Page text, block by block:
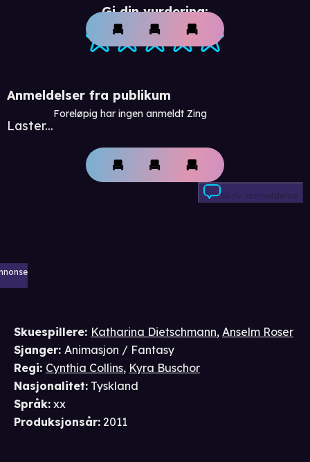
Gi din vurdering:
Anmeldelser fra publikum
Laster...
Foreløpig har ingen anmeldt Zing
Skriv anmeldelse
Skuespillere: Katharina Dietschmann, Anselm Roser
Sjanger: Animasjon / Fantasy
Regi: Cynthia Collins, Kyra Buschor
Nasjonalitet: Tyskland
Språk: xx
Produksjonsår: 2011